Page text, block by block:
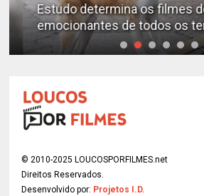
Estudo determina os filmes de
emocionantes de todos os
© 2010-2025 LOUCOSPORFILMES.net
Direitos Reservados.
Desenvolvido por: Projetos I.D.